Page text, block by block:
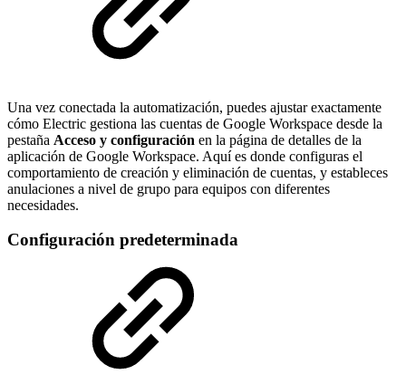
Una vez conectada la automatización, puedes ajustar exactamente
cómo Electric gestiona las cuentas de Google Workspace desde la
pestaña Acceso y configuración en la página de detalles de la
aplicación de Google Workspace. Aquí es donde configuras el
comportamiento de creación y eliminación de cuentas, y estableces
anulaciones a nivel de grupo para equipos con diferentes
necesidades.
Configuración predeterminada